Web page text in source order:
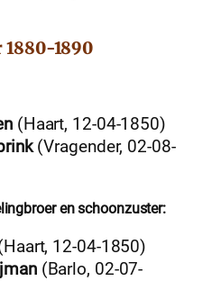
1890
(Haart, 12-04-1850)
(Vragender, 02-08-
en schoonzuster:
12-04-1850)
(Barlo, 02-07-